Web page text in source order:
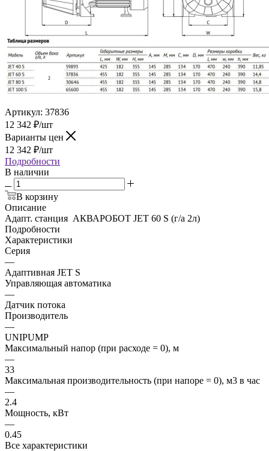
Артикул: 37836
12 342 ₽/шт
Варианты цен
12 342 ₽/шт
Подробности
В наличии
В корзину
Описание
Адапт. станция АКВАРОБОТ JET 60 S (г/а 2л)
Подробности
Характеристики
Серия
—
Адаптивная JET S
Управляющая автоматика
—
Датчик потока
Производитель
—
UNIPUMP
Максимальный напор (при расходе = 0), м
—
33
Максимальная производительность (при напоре = 0), м3 в час
—
2.4
Мощность, кВт
—
0.45
Все характеристики